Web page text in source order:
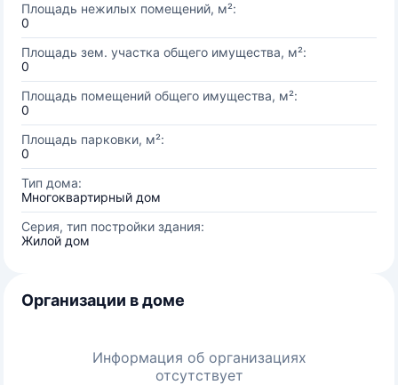
Площадь нежилых помещений, м²:
0
Площадь зем. участка общего имущества, м²:
0
Площадь помещений общего имущества, м²:
0
Площадь парковки, м²:
0
Тип дома:
Многоквартирный дом
Серия, тип постройки здания:
Жилой дом
Организации в доме
Информация об организациях
отсутствует